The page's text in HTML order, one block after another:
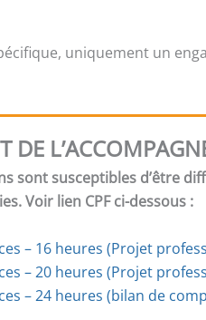
uniquement un
DE
sont susceptibles d’être
Voir lien CPF ci-dessous :
– 16 heures (Projet
–20 heures (Projet
– 24 heures (bilan de